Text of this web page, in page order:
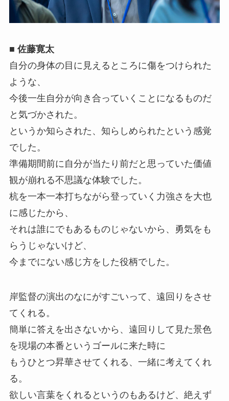
■ 佐藤寛太
自分の身体の目に見えるところに傷をつけられた
ような、
今後一生自分が向き合っていくことになるものだ
と気づかされた。
というか知らされた、知らしめられたという感覚
でした。
準備期間前に自分が当たり前だと思っていた価値
観が崩れる不思議な体験でした。
杭を一本一本打ちながら登っていく力強さを大也
に感じたから、
それは誰にでもあるものじゃないから、勇気をも
らうじゃないけど、
今までにない感じ方をした役柄でした。
岸監督の演出のなにがすごいって、遠回りをさせ
てくれる。
簡単に答えを出さないから、遠回りして見た景色
を現場の本番というゴールに来た時に
もうひとつ昇華させてくれる、一緒に考えてくれ
る。
欲しい言葉をくれるというのもあるけど、絶えず